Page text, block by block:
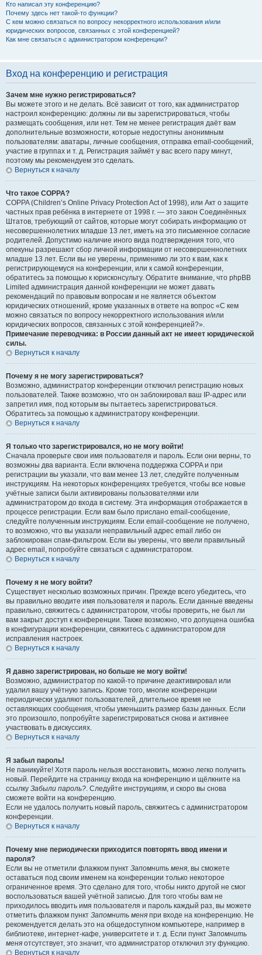
Кто написал эту конференцию?
Почему здесь нет такой-то функции?
С кем можно связаться по вопросу некорректного использования и/или
юридических вопросов, связанных с этой конференцией?
Как мне связаться с администратором конференции?
Вход на конференцию и регистрация
Зачем мне нужно регистрироваться?
Вы можете этого и не делать. Всё зависит от того, как администратор
настроил конференцию: должны ли вы зарегистрироваться, чтобы
размещать сообщения, или нет. Тем не менее регистрация даёт вам
дополнительные возможности, которые недоступны анонимным
пользователям: аватары, личные сообщения, отправка email-сообщений,
участие в группах и т. д. Регистрация займёт у вас всего пару минут,
поэтому мы рекомендуем это сделать.
Вернуться к началу
Что такое COPPA?
COPPA (Children’s Online Privacy Protection Act of 1998), или Акт о защите
частных прав ребёнка в интернете от 1998 г. — это закон Соединённых
Штатов, требующий от сайтов, которые могут собирать информацию от
несовершеннолетних младше 13 лет, иметь на это письменное согласие
родителей. Допустимо наличие иного вида подтверждения того, что
опекуны разрешают сбор личной информации от несовершеннолетних
младше 13 лет. Если вы не уверены, применимо ли это к вам, как к
регистрирующемуся на конференции, или к самой конференции,
обратитесь за помощью к юрисконсульту. Обратите внимание, что phpBB
Limited администрация данной конференции не может давать
рекомендаций по правовым вопросам и не является объектом
юридических отношений, кроме указанных в ответе на вопрос «С кем
можно связаться по вопросу некорректного использования и/или
юридических вопросов, связанных с этой конференцией?».
Примечание переводчика: в России данный акт не имеет юридической
силы.
Вернуться к началу
Почему я не могу зарегистрироваться?
Возможно, администратор конференции отключил регистрацию новых
пользователей. Также возможно, что он заблокировал ваш IP-адрес или
запретил имя, под которым вы пытаетесь зарегистрироваться.
Обратитесь за помощью к администратору конференции.
Вернуться к началу
Я только что зарегистрировался, но не могу войти!
Сначала проверьте свои имя пользователя и пароль. Если они верны, то
возможны два варианта. Если включена поддержка COPPA и при
регистрации вы указали, что вам менее 13 лет, следуйте полученным
инструкциям. На некоторых конференциях требуется, чтобы все новые
учётные записи были активированы пользователями или
администратором до входа в систему. Эта информация отображается в
процессе регистрации. Если вам было прислано email-сообщение,
следуйте полученным инструкциям. Если email-сообщение не получено,
то возможно, что вы указали неправильный адрес email либо он
заблокирован спам-фильтром. Если вы уверены, что ввели правильный
адрес email, попробуйте связаться с администратором.
Вернуться к началу
Почему я не могу войти?
Существует несколько возможных причин. Прежде всего убедитесь, что
вы правильно вводите имя пользователя и пароль. Если данные введены
правильно, свяжитесь с администратором, чтобы проверить, не был ли
вам закрыт доступ к конференции. Также возможно, что допущена ошибка
в конфигурации конференции, свяжитесь с администратором для
исправления настроек.
Вернуться к началу
Я давно зарегистрирован, но больше не могу войти!
Возможно, администратор по какой-то причине деактивировал или
удалил вашу учётную запись. Кроме того, многие конференции
периодически удаляют пользователей, длительное время не
оставляющих сообщения, чтобы уменьшить размер базы данных. Если
это произошло, попробуйте зарегистрироваться снова и активнее
участвовать в дискуссиях.
Вернуться к началу
Я забыл пароль!
Не паникуйте! Хотя пароль нельзя восстановить, можно легко получить
новый. Перейдите на страницу входа на конференцию и щёлкните на
ссылку Забыли пароль?. Следуйте инструкциям, и скоро вы снова
сможете войти на конференцию.
Если не удалось получить новый пароль, свяжитесь с администратором
конференции.
Вернуться к началу
Почему мне периодически приходится повторять ввод имени и
пароля?
Если вы не отметили флажком пункт Запомнить меня, вы сможете
оставаться под своим именем на конференции только некоторое
ограниченное время. Это сделано для того, чтобы никто другой не смог
воспользоваться вашей учётной записью. Для того чтобы вам не
приходилось вводить имя пользователя и пароль каждый раз, вы можете
отметить флажком пункт Запомнить меня при входе на конференцию. Не
рекомендуется делать это на общедоступном компьютере, например в
библиотеке, интернет-кафе, университете и т. д. Если пункт Запомнить
меня отсутствует, это значит, что администратор отключил эту функцию.
Вернуться к началу